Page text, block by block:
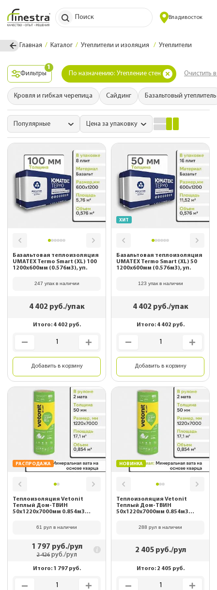
Поиск Владивосток
Главная Каталог Утеплители и изоляция Утеплители
Фильтры
1
По назначению: Утепление стен
Очистить
Кровля и гибкая черепица Сайдинг Базальтовый утеплитель
Популярные Цена за упаковку
Базальтовая теплоизоляция
UMATEX Termo Smart (XL) 100
1200x600мм (0.576м3), уп.
247 упак в наличии
4 402 руб./упак
Итого: 4 402 руб.
Добавить в корзину
ХИТ
Базальтовая теплоизоляция
UMATEX Termo Smart (XL) 50
1200x600мм (0.576м3), уп.
123 упак в наличии
4 402 руб./упак
Итого: 4 402 руб.
Добавить в корзину
РАСПРОДАЖА
Теплоизоляция Vetonit
Теплый Дом-ТВИН
50х1220х7000мм 0.854м3
производства)61 рул в наличии
1 797 руб./рул
2 426руб./рул
Итого: 1 797руб.
НОВИНКА
Теплоизоляция Vetonit
Теплый Дом-ТВИН
50х1220х7000мм 0.854м3
288 рул в наличии
2 405руб./рул
Итого: 2 405 руб.